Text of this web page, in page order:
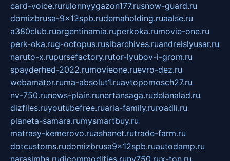
card-voice.rurulonnyygazon177.rusnow-guard.ru
domizbrusa-9x12spb.rudemaholding.ruaalse.ru
a380club.ruargentinamia.ruperkoka.rumovie-one.ru
perk-oka.rug-octopus.rusibarchives.ruandreislyusar.ru
naruto-x.rupursefactory.rutor-lyubov-i-grom.ru
spayderhed-2022.rumovieone.ruevro-dez.ru
webamator.ruma-absolut1.ruavtopomosch27.ru
nv-750.runews-plain.runertansaga.rudelanalad.ru
dizfiles.ruyoutubefree.ruaria-family.ruroadli.ru
planeta-samara.rumysmartbuy.ru
matrasy-kemerovo.ruashanet.rutrade-farm.ru
dotcustoms.rudomizbrusa9x12spb.ruautodamp.ru